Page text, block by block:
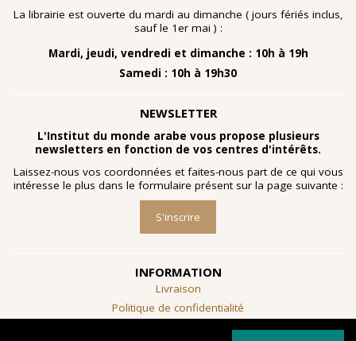
La librairie est ouverte du mardi au dimanche ( jours fériés inclus,
sauf le 1er mai ) :
Mardi, jeudi, vendredi et dimanche : 10h à 19h
Samedi : 10h à 19h30
NEWSLETTER
L'Institut du monde arabe vous propose plusieurs
newsletters en fonction de vos centres d'intérêts.
Laissez-nous vos coordonnées et faites-nous part de ce qui vous
intéresse le plus dans le formulaire présent sur la page suivante :
S'inscrire
INFORMATION
Livraison
Politique de confidentialité